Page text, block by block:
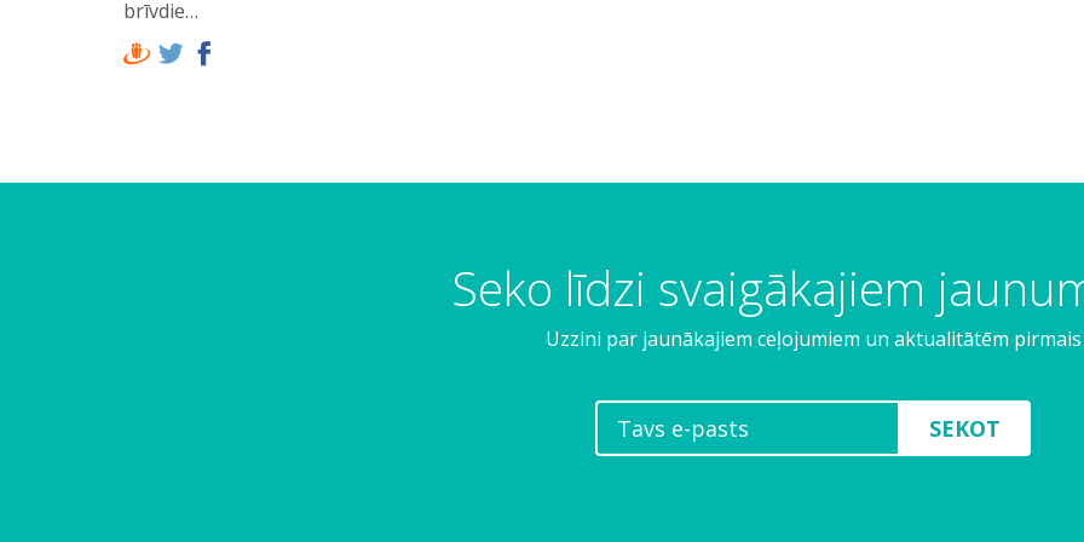
brīvdie…
Seko līdzi svaigākajiem
Uzzini par jaunākajiem ceļojumiem un aktualitātēm pirmais
SEKOT